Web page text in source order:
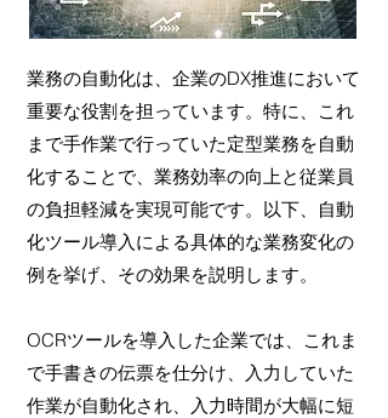
業務の自動化は、企業のDX推進において
重要な役割を担っています。特に、これ
まで手作業で行っていた定型業務を自動
化することで、業務効率の向上と従業員
の負担軽減を実現可能です。以下、自動
化ツール導入による具体的な業務変化の
例を挙げ、その効果を説明します。
OCRツールを導入した企業では、これま
で手書きの伝票を仕分け、入力していた
作業が自動化され、入力時間が大幅に短